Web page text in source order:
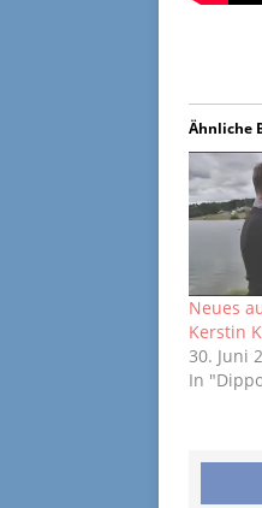
Ähnliche
Neues
Kerstin
30. Juni
In